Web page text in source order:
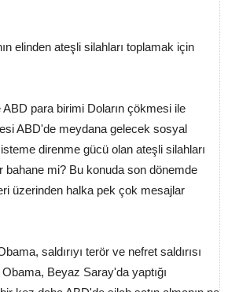
elinden ateşli silahları toplamak için
para birimi Doların çökmesi ile
ABD'de meydana gelecek sosyal
direnme gücü olan ateşli silahları
bahane mi? Bu konuda son dönemde
üzerinden halka pek çok mesajlar
saldırıyı terör ve nefret saldırısı
Beyaz Saray'da yaptığı